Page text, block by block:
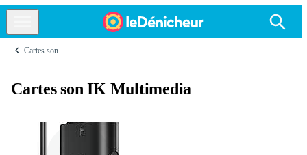
Cartes son
Cartes son IK Multimedia